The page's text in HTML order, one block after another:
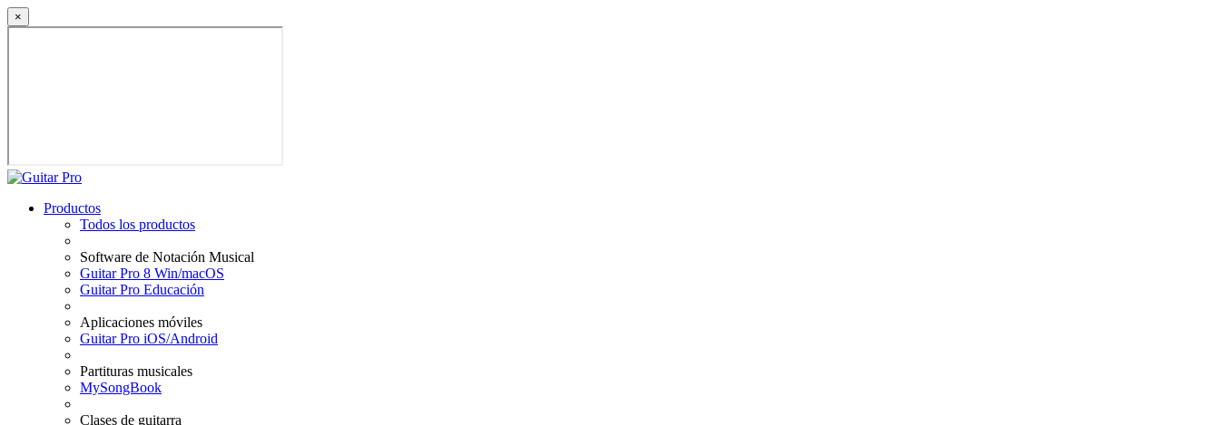
×
Productos
Todos los productos
Software de Notación Musical
Guitar Pro 8 Win/macOS
Guitar Pro Educación
Aplicaciones móviles
Guitar Pro iOS/Android
Partituras musicales
MySongBook
Clases de guitarra